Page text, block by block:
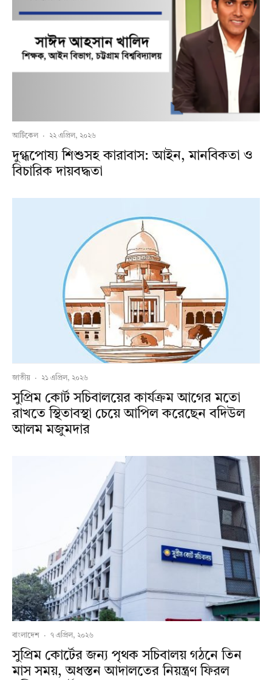
আর্টিকেল · ২২ এপ্রিল, ২০২৬
দুগ্ধপোষ্য শিশুসহ কারাবাস: আইন, মানবিকতা ও
বিচারিক দায়বদ্ধতা
জাতীয় · ২১ এপ্রিল, ২০২৬
সুপ্রিম কোর্ট সচিবালয়ের কার্যক্রম আগের মতো
রাখতে স্থিতাবস্থা চেয়ে আপিল করেছেন বদিউল
আলম মজুমদার
বাংলাদেশ · ৭ এপ্রিল, ২০২৬
সুপ্রিম কোর্টের জন্য পৃথক সচিবালয় গঠনে তিন
মাস সময়, অধস্তন আদালতের নিয়ন্ত্রণ ফিরল